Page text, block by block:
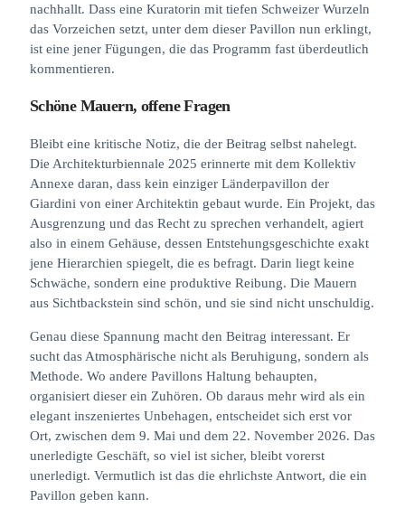
nachhallt. Dass eine Kuratorin mit tiefen Schweizer Wurzeln
das Vorzeichen setzt, unter dem dieser Pavillon nun erklingt,
ist eine jener Fügungen, die das Programm fast überdeutlich
kommentieren.
Schöne Mauern, offene Fragen
Bleibt eine kritische Notiz, die der Beitrag selbst nahelegt.
Die Architekturbiennale 2025 erinnerte mit dem Kollektiv
Annexe daran, dass kein einziger Länderpavillon der
Giardini von einer Architektin gebaut wurde. Ein Projekt, das
Ausgrenzung und das Recht zu sprechen verhandelt, agiert
also in einem Gehäuse, dessen Entstehungsgeschichte exakt
jene Hierarchien spiegelt, die es befragt. Darin liegt keine
Schwäche, sondern eine produktive Reibung. Die Mauern
aus Sichtbackstein sind schön, und sie sind nicht unschuldig.
Genau diese Spannung macht den Beitrag interessant. Er
sucht das Atmosphärische nicht als Beruhigung, sondern als
Methode. Wo andere Pavillons Haltung behaupten,
organisiert dieser ein Zuhören. Ob daraus mehr wird als ein
elegant inszeniertes Unbehagen, entscheidet sich erst vor
Ort, zwischen dem 9. Mai und dem 22. November 2026. Das
unerledigte Geschäft, so viel ist sicher, bleibt vorerst
unerledigt. Vermutlich ist das die ehrlichste Antwort, die ein
Pavillon geben kann.